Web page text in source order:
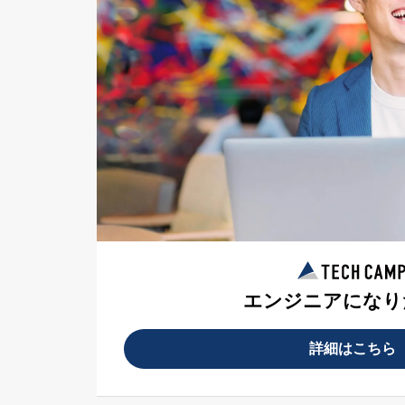
エンジニアにな
詳細はこちら